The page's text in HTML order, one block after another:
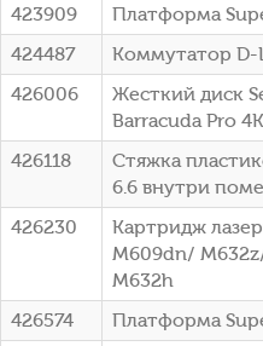
423909
Платформа
424487
Коммутатор D-
426006
Жесткий диск
Barracuda Pro
426118
Стяжка
6.6 внутри
426230
Картридж
M609dn/
M632h
426574
Платформа